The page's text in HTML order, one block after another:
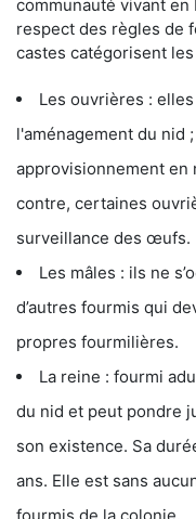
communauté vivant
respect des règles de
castes catégorisent
Les ouvrières :
l'aménagement du nid
approvisionnement en
contre, certaines
surveillance des œufs.
Les mâles : ils ne
d’autres fourmis qui
propres fourmilières.
La reine : fourmi
du nid et peut pondre
son existence. Sa
ans. Elle est sans